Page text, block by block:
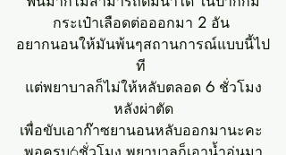
กระเป๋าเลือดต่อออกมา 2 อัน
อยากนอนให้มันพ้นๆสถานการณ์แบบนี้ไป
ที
แต่พยาบาลก็ไม่ให้หลับตลอด 6 ชั่วโมง
หลังผ่าตัด
เพื่อขับเอาก๊าซยานอนหลับออกมานะคะ